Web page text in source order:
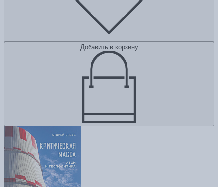
Добавить в корзину